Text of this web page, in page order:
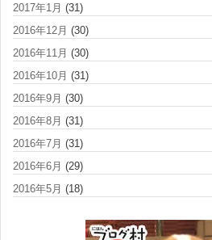
2017年1月 (31)
2016年12月 (30)
2016年11月 (30)
2016年10月 (31)
2016年9月 (30)
2016年8月 (31)
2016年7月 (31)
2016年6月 (29)
2016年5月 (18)